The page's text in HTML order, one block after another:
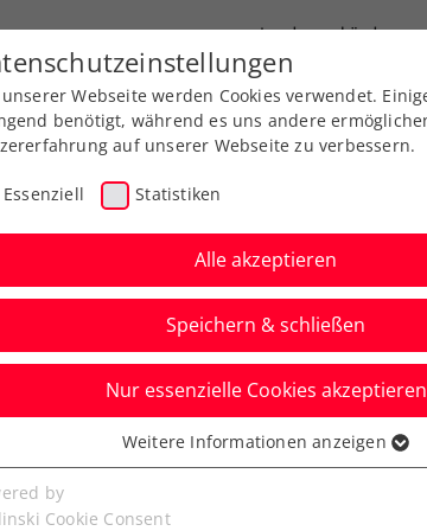
Landesverbände
Ausbildung Services
Testpool-
AthletIn
Webseite werden Cookies verwendet.
benötigt, während es uns andere
auf unserer Webseite zu verbessern.
Essenziell Statistiken
Alle akzeptieren
Speichern & schließen
Nur essenzielle Cookies akzeptieren
Cookies werden für grundlegende
benötigt. Dadurch ist gewährleistet, dass die
Weitere Informationen anzeigen
by
Cookie Consent